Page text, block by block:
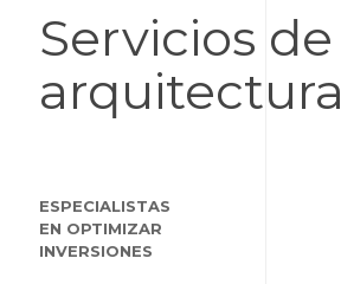
Servicios de
arquitectura
ESPECIALISTAS
EN OPTIMIZAR
INVERSIONES